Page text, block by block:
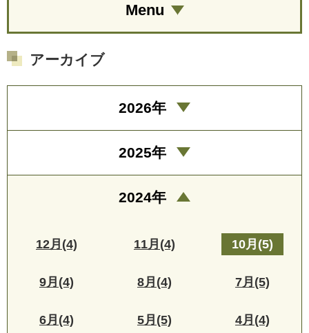
Menu
アーカイブ
2026年
2025年
2024年
12月(4) 11月(4) 10月(5)
9月(4) 8月(4) 7月(5)
6月(4) 5月(5) 4月(4)